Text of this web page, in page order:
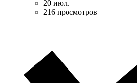
20 июл.
216 просмотров